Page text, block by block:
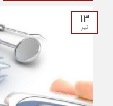
13
تیر